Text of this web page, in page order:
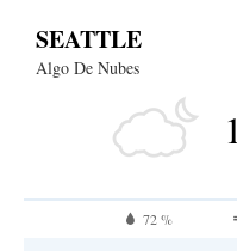
SEATTLE
Algo De Nubes
72 %